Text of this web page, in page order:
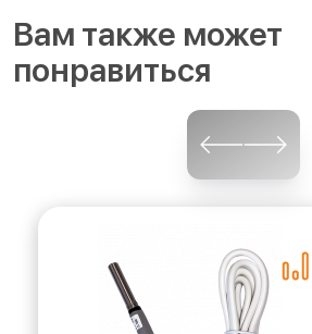
Вам также может
понравиться